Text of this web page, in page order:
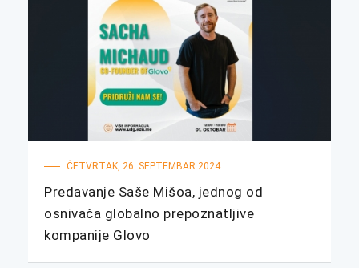
ČETVRTAK, 26. SEPTEMBAR 2024.
Predavanje Saše Mišoa, jednog od
osnivača globalno prepoznatljive
kompanije Glovo